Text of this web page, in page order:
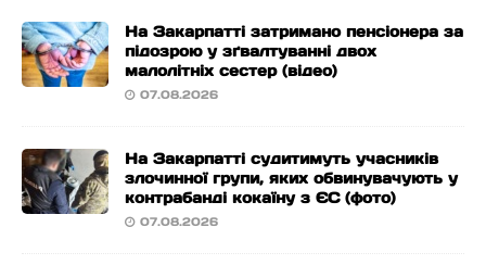
На Закарпатті затримано пенсіонера за
підозрою у зґвалтуванні двох
малолітніх сестер (відео)
07.08.2026
На Закарпатті судитимуть учасників
злочинної групи, яких обвинувачують у
контрабанді кокаїну з ЄС (фото)
07.08.2026